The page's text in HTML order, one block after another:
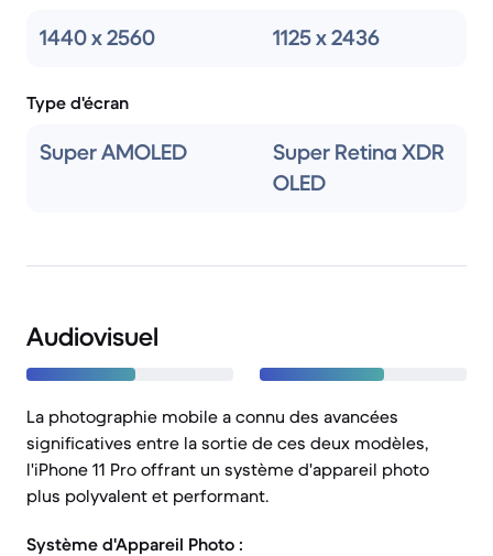
1440 x 2560 1125 x 2436
Type d'écran
Super AMOLED
Super Retina XDR
OLED
Audiovisuel
La photographie mobile a connu des avancées
significatives entre la sortie de ces deux modèles,
l'iPhone 11 Pro offrant un système d'appareil photo
plus polyvalent et performant.
Système d'Appareil Photo :